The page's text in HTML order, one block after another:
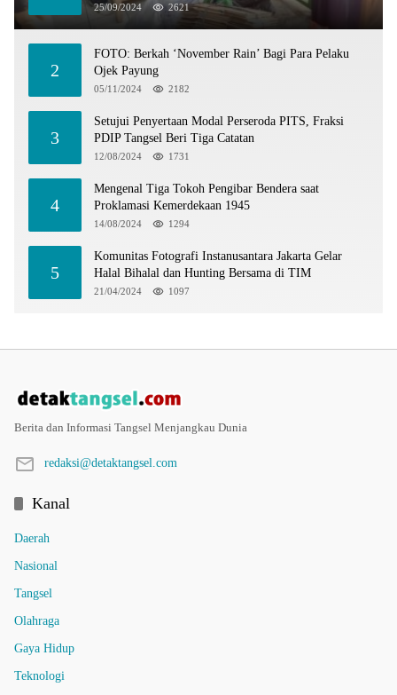
25/09/2024 2621
2
FOTO: Berkah ‘November Rain’ Bagi Para Pelaku
Ojek Payung
05/11/2024 2182
3
Setujui Penyertaan Modal Perseroda PITS, Fraksi
PDIP Tangsel Beri Tiga Catatan
12/08/2024 1731
4
Mengenal Tiga Tokoh Pengibar Bendera saat
Proklamasi Kemerdekaan 1945
14/08/2024 1294
5
Komunitas Fotografi Instanusantara Jakarta Gelar
Halal Bihalal dan Hunting Bersama di TIM
21/04/2024 1097
Berita dan Informasi Tangsel Menjangkau Dunia
redaksi@detaktangsel.com
Kanal
Daerah
Nasional
Tangsel
Olahraga
Gaya Hidup
Teknologi